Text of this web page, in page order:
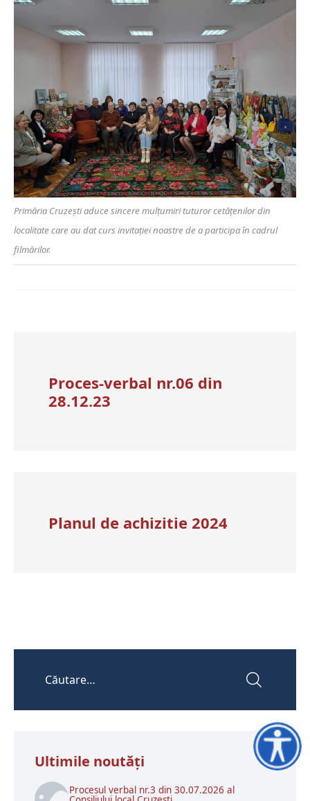
Primăria Cruzești aduce sincere mulțumiri tuturor cetățenilor din
localitate care au dat curs invitației noastre de a participa în cadrul
filmărilor.
Proces-verbal nr.06 din
28.12.23
Planul de achizitie 2024
Ultimile noutăţi
Procesul verbal nr.3 din 30.07.2026 al